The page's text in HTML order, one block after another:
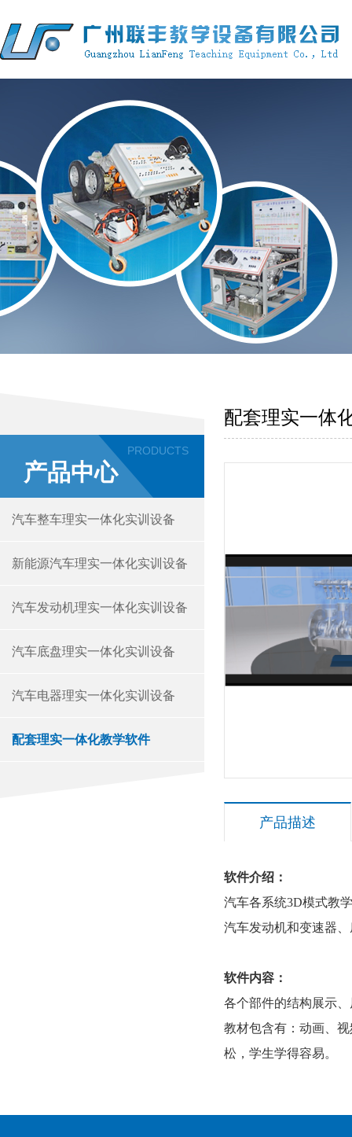
PRODUCTS
产品中心
汽车整车理实一体化实训设备
新能源汽车理实一体化实训设备
汽车发动机理实一体化实训设备
汽车底盘理实一体化实训设备
汽车电器理实一体化实训设备
配套理实一体化教学软件
配套理实一体
产品描述
软件介绍：
汽车各系统3D模式教
汽车发动机和变速器
软件内容：
各个部件的结构展示
教材包含有：动画、
松，学生学得容易。